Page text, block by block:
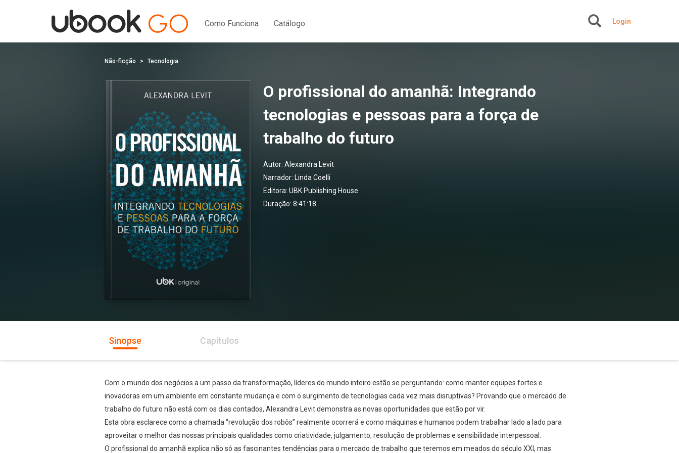
Como Funciona Catálogo Login
Não-ficção Tecnologia
O profissional do amanhã: Integrando
tecnologias e pessoas para a força de
trabalho do futuro
Autor: Alexandra Levit
Narrador: Linda Coelli
Editora: UBK Publishing House
Duração: 8:41:18
Sinopse Capítulos
Com o mundo dos negócios a um passo da transformação, líderes do mundo inteiro estão se perguntando: como manter equipes fortes e
inovadoras em um ambiente em constante mudança e com o surgimento de tecnologias cada vez mais disruptivas? Provando que o mercado de
trabalho do futuro não está com os dias contados, Alexandra Levit demonstra as novas oportunidades que estão por vir.
Esta obra esclarece como a chamada “revolução dos robôs” realmente ocorrerá e como máquinas e humanos podem trabalhar lado a lado para
aproveitar o melhor das nossas principais qualidades como criatividade, julgamento, resolução de problemas e sensibilidade interpessoal.
O profissional do amanhã explica não só as fascinantes tendências para o mercado de trabalho que teremos em meados do século XXI, mas